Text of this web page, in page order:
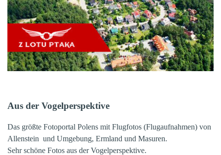
Aus der Vogelperspektive
Das größte Fotoportal Polens mit Flugfotos (Flugaufnahmen) von
Allenstein und Umgebung, Ermland und Masuren.
Sehr schöne Fotos aus der Vogelperspektive.